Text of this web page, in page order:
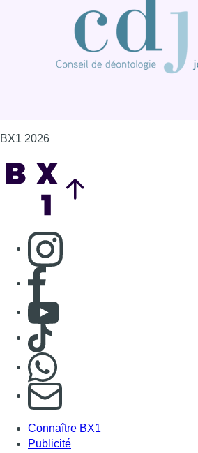
BX1 2026
Consulter page Instagram
Consulter page Facebook
Consulter Youtube
Consulter TikTok
S'abonner à notre newsletter
Connaître BX1
Publicité